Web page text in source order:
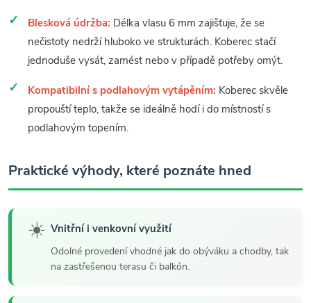
Blesková údržba: Délka vlasu 6 mm zajišťuje, že se
nečistoty nedrží hluboko ve strukturách. Koberec stačí
jednoduše vysát, zamést nebo v případě potřeby omýt.
Kompatibilní s podlahovým vytápěním: Koberec skvěle
propouští teplo, takže se ideálně hodí i do místností s
podlahovým topením.
Praktické výhody, které poznáte hned
☀️ Vnitřní i venkovní využití
Odolné provedení vhodné jak do obýváku a chodby, tak
na zastřešenou terasu či balkón.